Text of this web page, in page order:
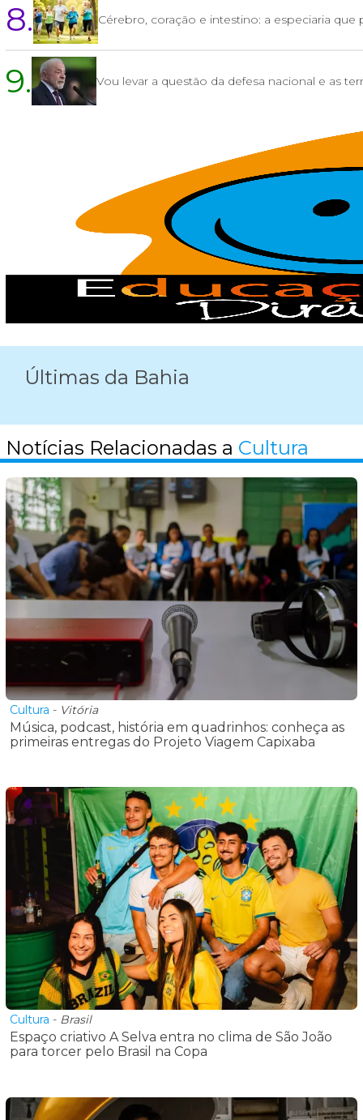
8. Cérebro, coração e intestino: a especiaria
9. Vou levar a questão da defesa nacional e as
Últimas da Bahia
Notícias Relacionadas a Cultura
Cultura - Vitória
Música, podcast, história em quadrinhos: conheça as
primeiras entregas do Projeto Viagem Capixaba
Cultura - Brasil
Espaço criativo A Selva entra no clima de São João
para torcer pelo Brasil na Copa